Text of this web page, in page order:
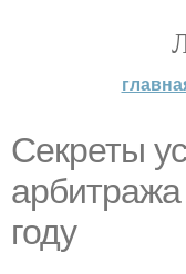
Секреты
году